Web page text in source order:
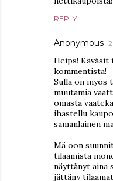
REPLY
Anonymous
Heips! Käväsit
kommentista!
Sulla on myös
muutamia
omasta
ihastellu
samanlainen
Mä oon
tilaamista
näyttänyt aina
jättäny